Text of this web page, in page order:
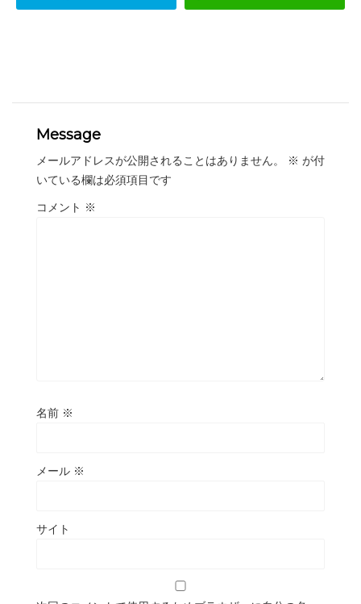
Message
メールアドレスが公開されることはありません。 ※ が付
いている欄は必須項目です
コメント ※
名前 ※
メール ※
サイト